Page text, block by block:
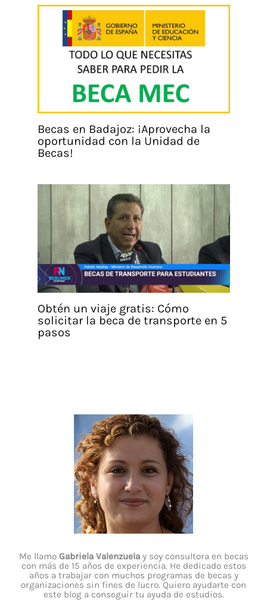
Becas en Badajoz: ¡Aprovecha la
oportunidad con la Unidad de
Becas!
Obtén un viaje gratis: Cómo
solicitar la beca de transporte en 5
pasos
Me llamo Gabriela Valenzuelay soy consultora en becas
con más de 15 años de experiencia. He dedicado estos
años a trabajar con muchos programas de becas y
organizaciones sin fines de lucro. Quiero ayudarte con
este blog a conseguir tu ayuda de estudios.